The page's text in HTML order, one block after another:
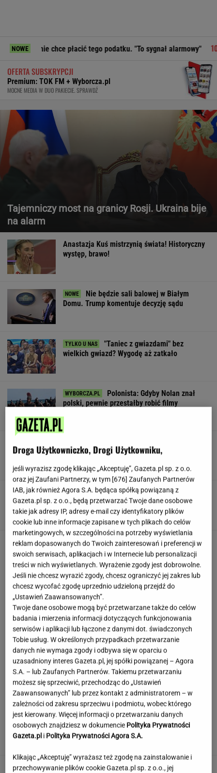
NOWE
płacić tego podatku. "To sygnał alarmowy" Moby
OFERTA SUBSKRYPCJI
Premium: TOK FM + Wyborcza.pl
MOCNE MEDIA W DUO PAKIECIE. SPRAWDŹ
Tajemniczy most na granicy Rosji. Ukraina bije
na alarm
Anastazja Kuś mistrzynią świata! Historyczny
występ, brawo!
Nie będzie sali balowej w Białym
Domu. Trump komentuje decyzję sądu
"Taniec z gwiazdami" bez
wielkich gwiazd? Wygodę aż zatkało
Polonista: Gdyby Nolan znał
polski, pewnie przestałby robić filmy
SUBSKRYPCJA
ignorować
Trudno uwierzyć w to, co zrobił Hurkacz w
Montrealu. Miał już piłki meczowe
Lewandowska w ogniu krytyki za
wakacje bez dzieci. Hyży się odpaliła
Tak Nawrocki wymyka się spod
Droga Użytkowniczko, Drogi Użytkowniku,
jeśli wyrazisz zgodę klikając „Akceptuję”, Gazeta.pl sp. z o.o.
oraz jej Zaufani Partnerzy, w tym [676] Zaufanych Partnerów
IAB, jak również Agora S.A. będąca spółką powiązaną z
Gazeta.pl sp. z o.o., będą przetwarzać Twoje dane osobowe
takie jak adresy IP, adresy e-mail czy identyfikatory plików
cookie lub inne informacje zapisane w tych plikach do celów
marketingowych, w szczególności na potrzeby wyświetlania
reklam dopasowanych do Twoich zainteresowań i preferencji w
swoich serwisach, aplikacjach i w Internecie lub personalizacji
treści w nich wyświetlanych. Wyrażenie zgody jest dobrowolne.
Jeśli nie chcesz wyrazić zgody, chcesz ograniczyć jej zakres lub
chcesz wycofać zgodę uprzednio udzieloną przejdź do
„Ustawień Zaawansowanych”.
Twoje dane osobowe mogą być przetwarzane także do celów
badania i mierzenia informacji dotyczących funkcjonowania
serwisów i aplikacji lub łączone z danymi dot. świadczonych
Tobie usług. W określonych przypadkach przetwarzanie
danych nie wymaga zgody i odbywa się w oparciu o
uzasadniony interes Gazeta.pl, jej spółki powiązanej – Agora
S.A. – lub Zaufanych Partnerów. Takiemu przetwarzaniu
możesz się sprzeciwić, przechodząc do „Ustawień
Zaawansowanych” lub przez kontakt z administratorem – w
zależności od zakresu sprzeciwu i podmiotu, wobec którego
jest kierowany. Więcej informacji o przetwarzaniu danych
osobowych znajdziesz w dokumencie Polityka Prywatności
Gazeta.pl i Polityka Prywatności Agora S.A.
Klikając „Akceptuję” wyrażasz też zgodę na zainstalowanie i
przechowywanie plików cookie Gazeta.pl sp. z o.o., jej